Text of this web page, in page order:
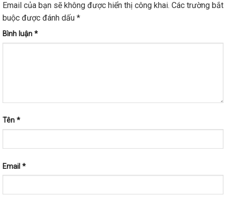
Email của bạn sẽ không được hiển thị công khai. Các trường bắt
buộc được đánh dấu *
Bình luận *
Tên *
Email *